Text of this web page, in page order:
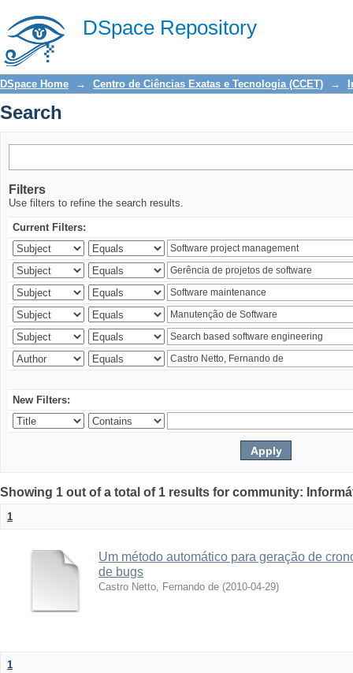
DSpace Repository
Search
DSpace Home → Centro de Ciências Exatas e Tecnologia (CCET) →
Search
Filters
Use filters to refine the search results.
Current Filters:
New Filters:
Showing 1 out of a total of 1 results for community:
1
Um método automático para geração de
de bugs
Castro Netto, Fernando de (2010-04-29)
1